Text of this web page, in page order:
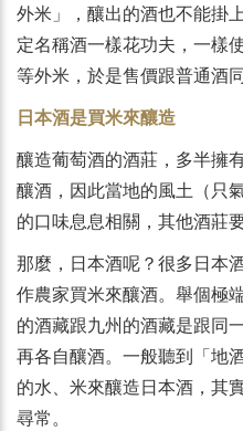
外米」，釀出的酒也不能掛
定名稱酒一樣花功夫，一樣
等外米，於是售價跟普通酒同
日本酒是買米來釀造
釀造葡萄酒的酒莊，多半擁
釀酒，因此當地的風土（只
的口味息息相關，其他酒莊
那麼，日本酒呢？很多日本
作農家買米來釀酒。舉個極
的酒藏跟九州的酒藏是跟同
再各自釀酒。一般聽到「地
的水、米來釀造日本酒，其
尋常。